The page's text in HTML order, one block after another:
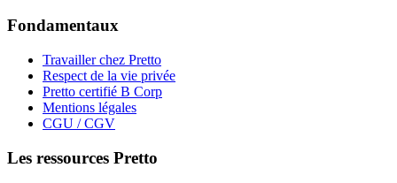
Fondamentaux
Travailler chez Pretto
Respect de la vie privée
Pretto certifié B Corp
Mentions légales
CGU / CGV
Les ressources Pretto